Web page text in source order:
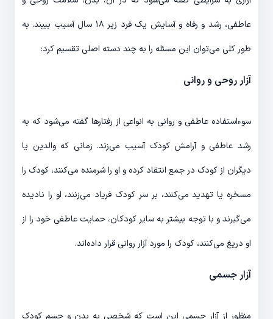
عاطفی، رشد و رفاه و آسایش یک فرد زیر ۱۸ سال آسیب ببیند. به
طور کلی می‌توان این مسئله را به چند دسته اصلی تقسیم کرد:
آزار روحی و روانی
سوءاستفاده عاطفی و روانی به انواعی از رفتارها گفته می‌شود که به
رشد عاطفی و آرامش کودک آسیب می‌زند. زمانی که والدین یا
دیگران از کودک در جمع انتقاد کرده و او را شرمنده می‌کنند، کودک را
مسخره یا تهدید می‌کنند، بر سر کودک فریاد می‌زنند، او را نادیده
می‌گیرند و با توجه بیشتر به سایر کودکان، حمایت عاطفی خود را از
او دریغ می‌کنند، کودک را مورد آزار روانی قرار داده‌اند.
آزار جسمی
منظور از آزار جسمی این است که شخصی به بدن و جسم کودک